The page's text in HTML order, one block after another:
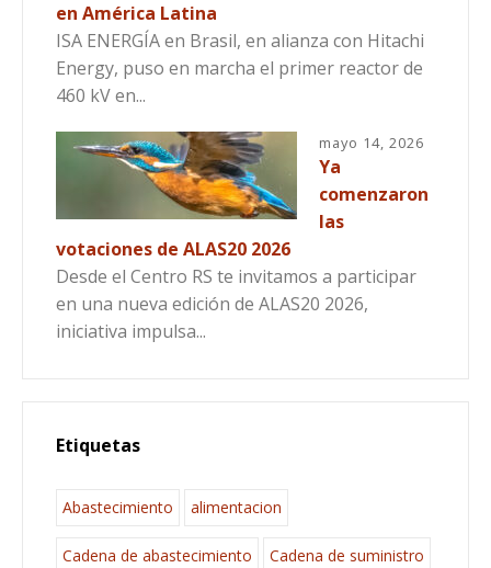
en América Latina
ISA ENERGÍA en Brasil, en alianza con Hitachi
Energy, puso en marcha el primer reactor de
460 kV en...
mayo 14, 2026
Ya
comenzaron
las
votaciones de ALAS20 2026
Desde el Centro RS te invitamos a participar
en una nueva edición de ALAS20 2026,
iniciativa impulsa...
Etiquetas
Abastecimiento alimentacion
Cadena de abastecimiento Cadena de suministro